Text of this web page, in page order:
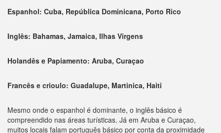
Espanhol: Cuba, República Dominicana, Porto Rico
Inglês: Bahamas, Jamaica, Ilhas Virgens
Holandês e Papiamento: Aruba, Curaçao
Francês e crioulo: Guadalupe, Martinica, Haiti
Mesmo onde o espanhol é dominante, o inglês básico é
compreendido nas áreas turísticas. Já em Aruba e Curaçao,
muitos locais falam português básico por conta da proximidade